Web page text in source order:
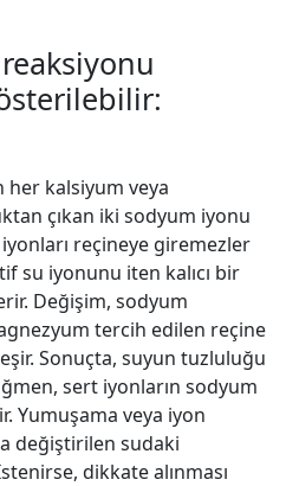
her kalsiyum veya
çıkan iki sodyum iyonu
reçineye giremezler
su iyonunu iten kalıcı bir
Değişim, sodyum
tercih edilen reçine
Sonuçta, suyun tuzluluğu
sert iyonların sodyum
Yumuşama veya iyon
değiştirilen sudaki
dikkate alınması